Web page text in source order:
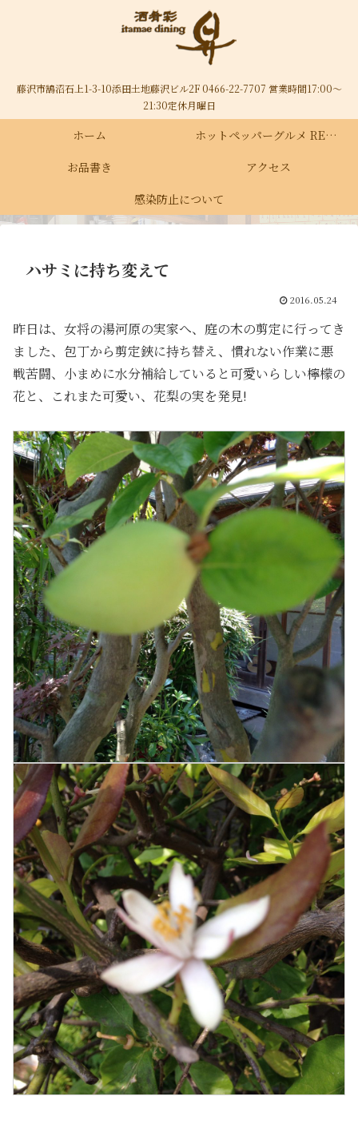
藤沢市鵠沼石上1-3-10添田土地藤沢ビル2F 0466-22-7707 営業時間17:00～
21:30定休月曜日
ホーム
ホットペッパーグルメ RECRUIT
お品書き
アクセス
感染防止について
ハサミに持ち変えて
2016.05.24
昨日は、女将の湯河原の実家へ、庭の木の剪定に行ってき
ました、包丁から剪定鋏に持ち替え、慣れない作業に悪
戦苦闘、小まめに水分補給していると可愛いらしい檸檬の
花と、これまた可愛い、花梨の実を発見!